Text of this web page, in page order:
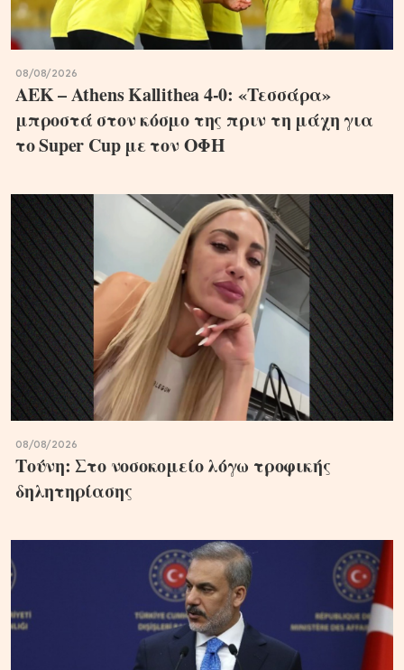
08/08/2026
ΑΕΚ – Athens Kallithea 4-0: «Τεσσάρα»
μπροστά στον κόσμο της πριν τη μάχη για
το Super Cup με τον ΟΦΗ
08/08/2026
Τούνη: Στο νοσοκομείο λόγω τροφικής
δηλητηρίασης